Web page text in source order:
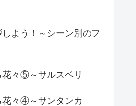
よう！～シーン別のフ
花々⑤～サルスベリ
花々④～サンタンカ